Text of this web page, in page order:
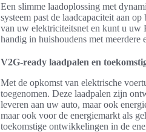
Een slimme laadoplossing met
systeem past de laadcapaciteit aan
van uw elektriciteitsnet en kunt u uw
handig in huishoudens met
V2G-ready laadpalen en
Met de opkomst van elektrische
toegenomen. Deze laadpalen zijn
leveren aan uw auto, maar ook
maar ook voor de energiemarkt als
toekomstige ontwikkelingen in de